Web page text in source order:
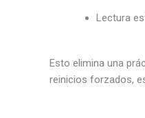
Lectura
Esto elimina una
reinicios forzados,